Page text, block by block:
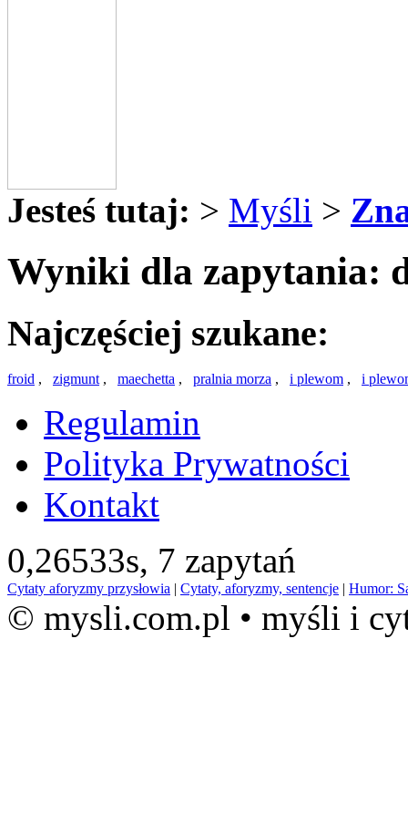
Jesteś tutaj: > Myśli >
Wyniki dla zapytania:
Najczęściej szukane:
froid , zigmunt, maechetta , pralnia morza , i plewom , i
Regulamin
Polityka Prywatności
Kontakt
0,26533s, 7 zapytań
Cytaty aforyzmy przysłowia | Cytaty, aforyzmy, sentencje | Humor:
© mysli.com.pl • myśli i